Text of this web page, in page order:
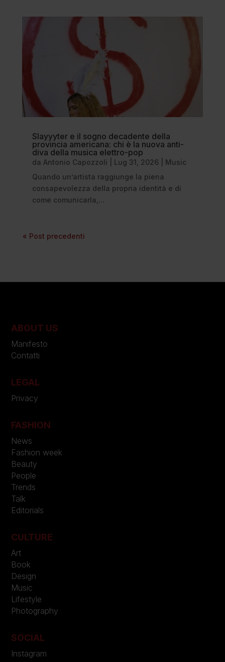
Slayyyter e il sogno decadente della
provincia americana: chi è la nuova anti-
diva della musica elettro-pop
da Antonio Capozzoli Lug 31, 2026
Music
Quando un’artista raggiunge la piena
consapevolezza della propria identità e di
come comunicarla,...
« Post precedenti
ABOUT US
Manifesto
Contatti
LEGAL
Privacy
FASHION
News
Fashion week
Beauty
People
Trends
Talk
Editorials
CULTURE
Art
Book
Design
Music
Lifestyle
Photography
SOCIAL
Instagram